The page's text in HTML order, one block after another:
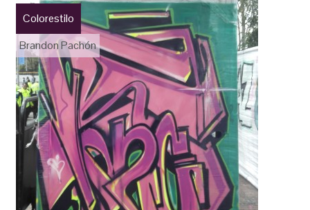
Colorestilo
Brandon Pachón